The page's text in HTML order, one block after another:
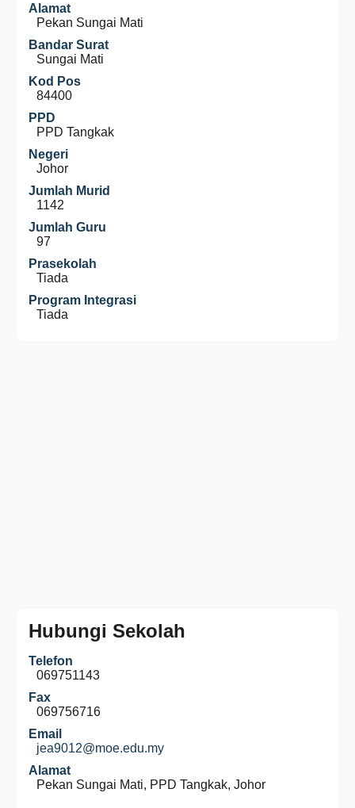
Alamat
Pekan Sungai Mati
Bandar Surat
Sungai Mati
Kod Pos
84400
PPD
PPD Tangkak
Negeri
Johor
Jumlah Murid
1142
Jumlah Guru
97
Prasekolah
Tiada
Program Integrasi
Tiada
Hubungi Sekolah
Telefon
069751143
Fax
069756716
Email
jea9012@moe.edu.my
Alamat
Pekan Sungai Mati, PPD Tangkak, Johor